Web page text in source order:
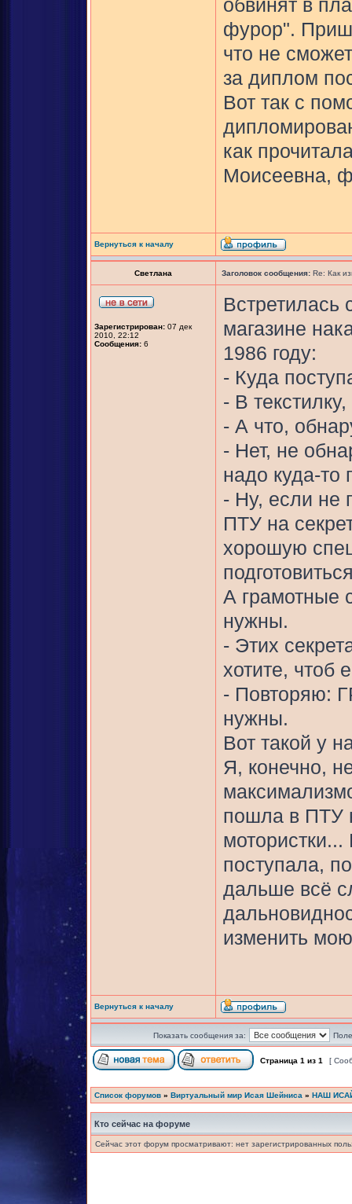
обвинят в
фурор".
что не
за диплом
Вот так с
как
Моисеевна,
Вернуться к началу
Светлана Заголовок сообщения: Re: Как
Зарегистрирован: 07 дек
2010, 22:12
Сообщения: 6
магазине
1986 году:
- Куда
- В
- А что,
- Нет, не
надо куда-то
- Ну, если не
ПТУ на
хорошую
А грамотные
нужны.
- Этих
хотите, чтоб
- Повторяю:
нужны.
Вот такой у
Я, конечно,
пошла в ПТУ
мотористки...
поступала,
дальше всё
изменить
Вернуться к началу
Показать сообщения за:
Страница 1 из 1 [
Список форумов » Виртуальный мир Исая Шейниса » НАШ
Кто сейчас на форуме
Сейчас этот форум просматривают: нет зарегистрированных